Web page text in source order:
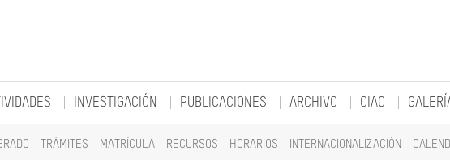
TRÁMITES MATRÍCULA RECURSOS HORARIOS INTERNACIONALIZACIÓN
INVESTIGACIÓN PUBLICACIONES ARCHIVO CIAC